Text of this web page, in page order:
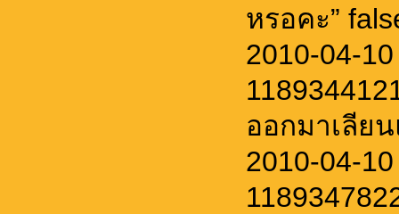
หรอคะ”
2010-04-
ออกมาเลีย
2010-04-